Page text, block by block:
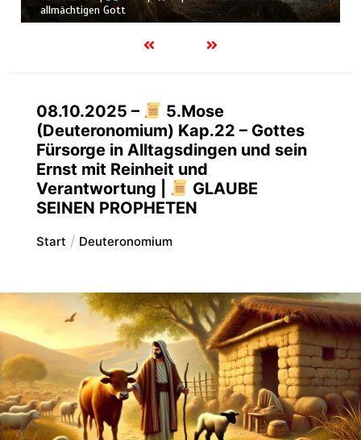
Schöpfung
08.10.2025 –
5.Mose
(Deuteronomium) Kap.22 – Gottes
Fürsorge in Alltagsdingen und sein
Ernst mit Reinheit und
Verantwortung |
GLAUBE
SEINEN PROPHETEN
Start Deuteronomium